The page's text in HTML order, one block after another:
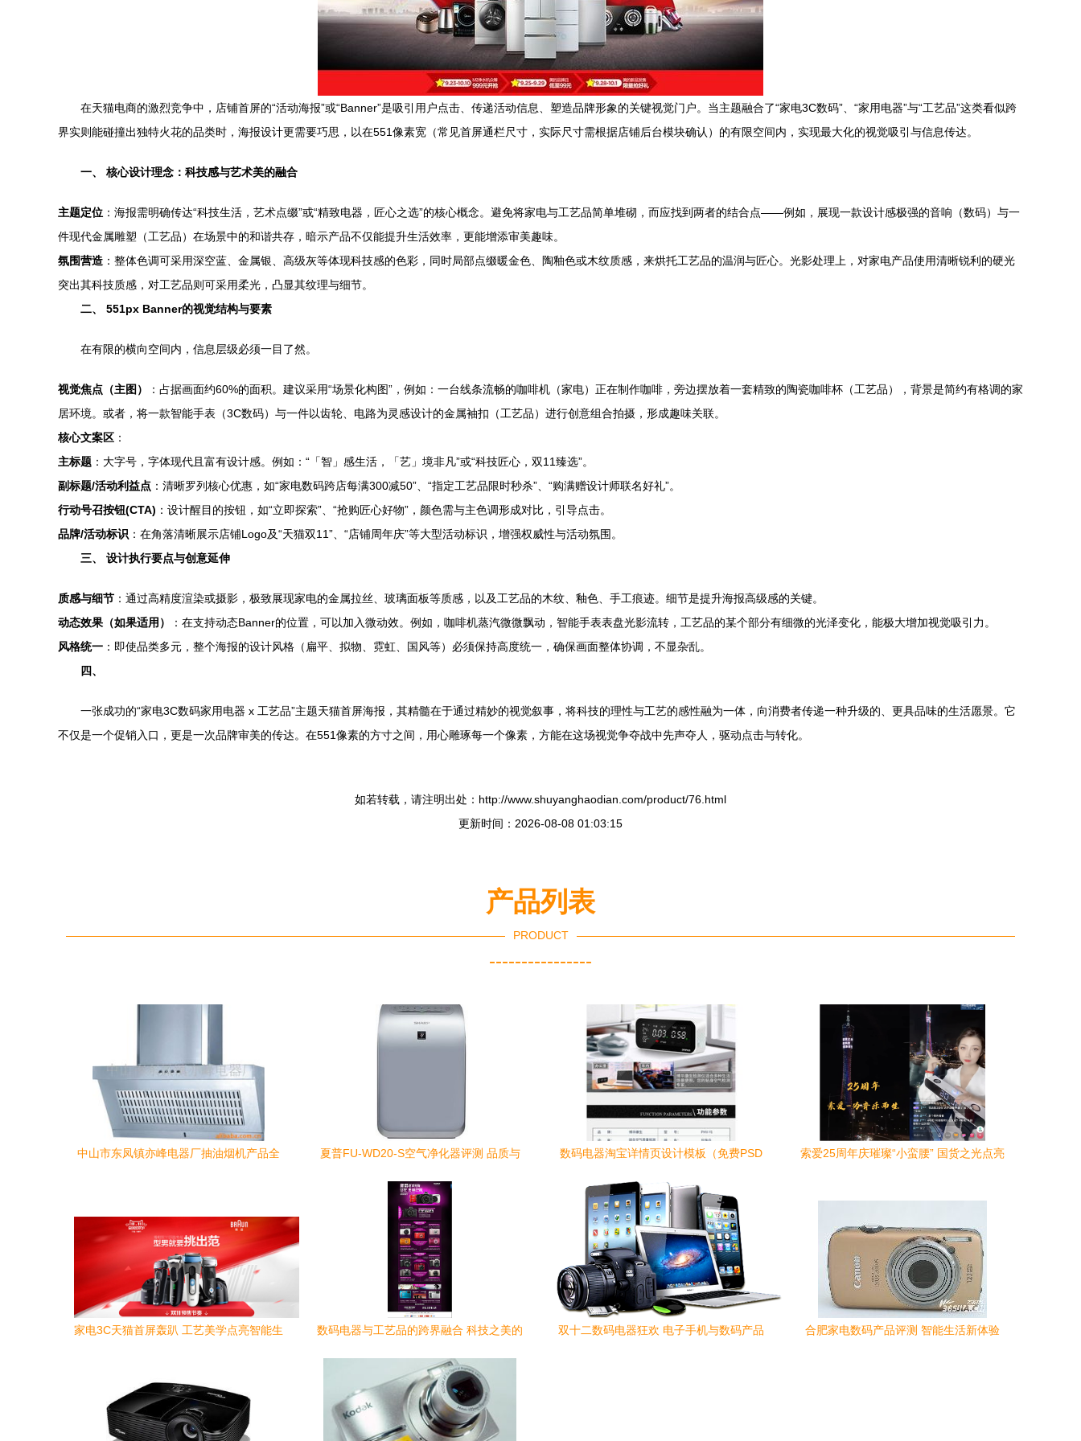
在天猫电商的激烈竞争中，店铺首屏的“活动海报”或“Banner”是吸引用户点击、传递活动信息、塑造品牌形象的关键视觉门户。当主题融合了“家电3C数码”、“家用电器”与“工艺品”这类看似跨
界实则能碰撞出独特火花的品类时，海报设计更需要巧思，以在551像素宽（常见首屏通栏尺寸，实际尺寸需根据店铺后台模块确认）的有限空间内，实现最大化的视觉吸引与信息传达。
一、 核心设计理念：科技感与艺术美的融合
主题定位 ：海报需明确传达“科技生活，艺术点缀”或“精致电器，匠心之选”的核心概念。避免将家电与工艺品简单堆砌，而应找到两者的结合点——例如，展现一款设计感极强的音响（数码）与一
件现代金属雕塑（工艺品）在场景中的和谐共存，暗示产品不仅能提升生活效率，更能增添审美趣味。
氛围营造 ：整体色调可采用深空蓝、金属银、高级灰等体现科技感的色彩，同时局部点缀暖金色、陶釉色或木纹质感，来烘托工艺品的温润与匠心。光影处理上，对家电产品使用清晰锐利的硬光
突出其科技质感，对工艺品则可采用柔光，凸显其纹理与细节。
二、 551px Banner的视觉结构与要素
在有限的横向空间内，信息层级必须一目了然。
视觉焦点（主图）
：占据画面约60%的面积。建议采用“场景化构图”，例如：一台线条流畅的咖啡机（家电）正在制作咖啡，旁边摆放着一套精致的陶瓷咖啡杯（工艺品），背景是简约有格调的家
居环境。或者，将一款智能手表（3C数码）与一件以齿轮、电路为灵感设计的金属袖扣（工艺品）进行创意组合拍摄，形成趣味关联。
核心文案区 ：
主标题 ：大字号，字体现代且富有设计感。例如：“「智」感生活，「艺」境非凡”或“科技匠心，双11臻选”。
副标题/活动利益点 ：清晰罗列核心优惠，如“家电数码跨店每满300减50”、“指定工艺品限时秒杀”、“购满赠设计师联名好礼”。
行动号召按钮(CTA) ：设计醒目的按钮，如“立即探索”、“抢购匠心好物”，颜色需与主色调形成对比，引导点击。
品牌/活动标识 ：在角落清晰展示店铺Logo及“天猫双11”、“店铺周年庆”等大型活动标识，增强权威性与活动氛围。
三、 设计执行要点与创意延伸
质感与细节 ：通过高精度渲染或摄影，极致展现家电的金属拉丝、玻璃面板等质感，以及工艺品的木纹、釉色、手工痕迹。细节是提升海报高级感的关键。
动态效果（如果适用）
：在支持动态Banner的位置，可以加入微动效。例如，咖啡机蒸汽微微飘动，智能手表表盘光影流转，工艺品的某个部分有细微的光泽变化，能极大增加视觉吸引力。
风格统一 ：即使品类多元，整个海报的设计风格（扁平、拟物、霓虹、国风等）必须保持高度统一，确保画面整体协调，不显杂乱。
四、
一张成功的“家电3C数码家用电器 x 工艺品”主题天猫首屏海报，其精髓在于通过精妙的视觉叙事，将科技的理性与工艺的感性融为一体，向消费者传递一种升级的、更具品味的生活愿景。它
不仅是一个促销入口，更是一次品牌审美的传达。在551像素的方寸之间，用心雕琢每一个像素，方能在这场视觉争夺战中先声夺人，驱动点击与转化。
如若转载，请注明出处：http://www.shuyanghaodian.com/product/76.html
更新时间：2026-08-08 01:03:15
产品列表
PRODUCT
----------------
中山市东凤镇亦峰电器厂抽油烟机产品全
夏普FU-WD20-S空气净化器评测 品质与
数码电器淘宝详情页设计模板（免费PSD
索爱25周年庆璀璨“小蛮腰” 国货之光点亮
家电3C天猫首屏轰趴 工艺美学点亮智能生
数码电器与工艺品的跨界融合 科技之美的
双十二数码电器狂欢 电子手机与数码产品
合肥家电数码产品评测 智能生活新体验